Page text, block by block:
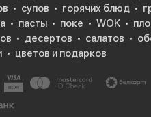
супов горячих блюд
пасты поке WOK
десертов салатов
цветов и подарков